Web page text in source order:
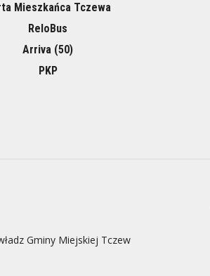
Mieszkańca Tczewa
ReloBus
Arriva (50)
PKP
Gminy Miejskiej Tczew